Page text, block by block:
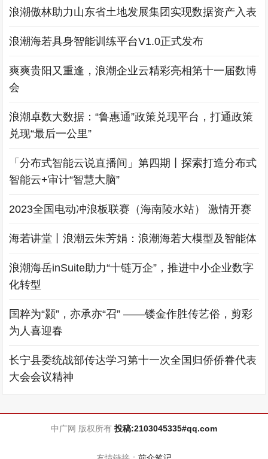
浪潮傲林助力山东省土地发展集团实现数据资产入表
浪潮海若具身智能训练平台V1.0正式发布
爽爽贵阳又重逢，浪潮企业云精彩亮相第十一届数博
会
浪潮卓数大数据：“鲁惠通”政策兑现平台，打通政策
兑现“最后一公里”
「分布式智能云说直播间」第四期丨探索打造分布式
智能云+审计“智慧大脑”
2023全国电动冲浪板联赛（海南陵水站） 激情开赛
海若讲堂丨浪潮云朱芳娟：浪潮海若大模型及智能体
浪潮海岳inSuite助力“十链万企”，推进中小企业数字
化转型
国粹为“颢”，亦承亦“召” ——镂金作胜传艺俗，剪彩
为人喜迎春
长宁县委统战部传达学习第十一次全国归侨侨眷代表
大会会议精神
中广网 版权所有 投稿:2103045335#qq.com